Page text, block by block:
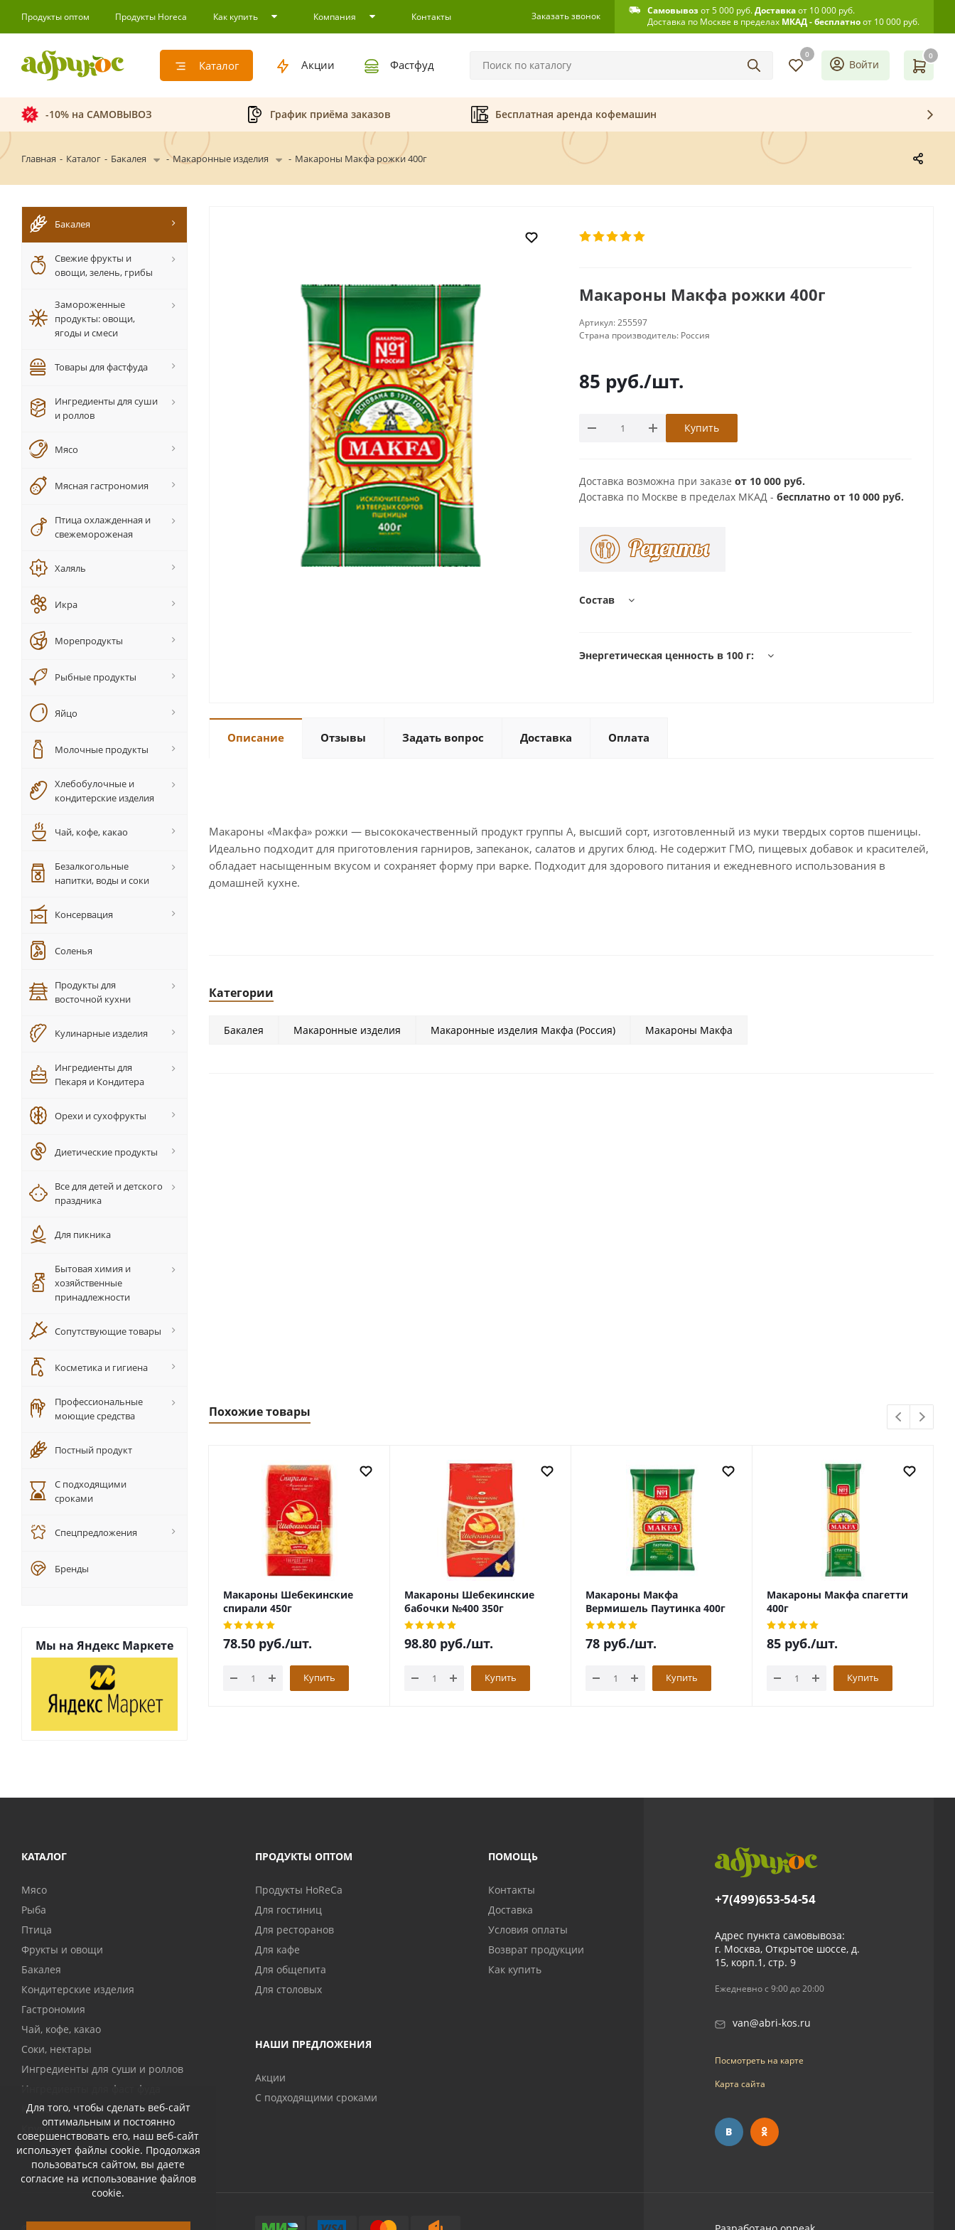
Для того, чтобы сделать веб-сайт
оптимальным и постоянно
совершенствовать его, наш веб-сайт
использует файлы cookie. Продолжая
пользоваться сайтом, вы даете
согласие на использование файлов
cookie.
Продукты оптом Продукты Horeca Как купить Компания Контакты Заказать звонок Самовывозот 5 000 руб.Доставкаот 10 000 руб.
Доставка по Москве в пределах МКАД - бесплатноот 10 000 руб.
Каталог Акции Фастфуд
0 0
Войти
-10% на САМОВЫВОЗ График приёма заказов Бесплатная аренда кофемашин
Главная - Каталог - Бакалея - Макаронные изделия - Макароны Макфа рожки 400г
Макароны Макфа рожки 400г
Артикул:255597
Страна производитель: Россия
85 руб./шт.
Купить
Доставка возможна при заказе от 10 000 руб.
Доставка по Москве в пределах МКАД - бесплатно от 10 000 руб.
Состав
Энергетическая ценность в 100 г:
Описание Отзывы Задать вопрос Доставка Оплата
Макароны «Макфа» рожки — высококачественный продукт группы А, высший сорт, изготовленный из муки твердых сортов пшеницы.
Идеально подходит для приготовления гарниров, запеканок, салатов и других блюд. Не содержит ГМО, пищевых добавок и красителей,
обладает насыщенным вкусом и сохраняет форму при варке. Подходит для здорового питания и ежедневного использования в
домашней кухне.
Категории
Бакалея Макаронные изделия Макаронные изделия Макфа (Россия) Макароны Макфа
Похожие товары
Макароны Шебекинские
спирали 450г
78.50 руб./шт.
Купить
Макароны Шебекинские
бабочки №400 350г
98.80 руб./шт.
Купить
Макароны Макфа
Вермишель Паутинка 400г
78 руб./шт.
Купить
Макароны Макфа спагетти
400г
85 руб./шт.
Купить
Бакалея
Свежие фрукты и
овощи, зелень, грибы
Замороженные
продукты: овощи,
ягоды и смеси
Товары для фастфуда
Ингредиенты для суши
и роллов
Мясо
Мясная гастрономия
Птица охлажденная и
свежемороженая
Халяль
Икра
Морепродукты
Рыбные продукты
Яйцо
Молочные продукты
Хлебобулочные и
кондитерские изделия
Чай, кофе, какао
Безалкогольные
напитки, воды и соки
Консервация
Соленья
Продукты для
восточной кухни
Кулинарные изделия
Ингредиенты для
Пекаря и Кондитера
Орехи и сухофрукты
Диетические продукты
Все для детей и детского
праздника
Для пикника
Бытовая химия и
хозяйственные
принадлежности
Сопутствующие товары
Косметика и гигиена
Профессиональные
моющие средства
Постный продукт
С подходящими
сроками
Спецпредложения
Бренды
Мы на Яндекс Маркете
КАТАЛОГ
Мясо
Рыба
Птица
Фрукты и овощи
Бакалея
Кондитерские изделия
Гастрономия
Чай, кофе, какао
Соки, нектары
Ингредиенты для суши и роллов
Ингредиенты для фаст фуда
Консервы
Крупы
ПРОДУКТЫ ОПТОМ
Продукты HoReCa
Для гостиниц
Для ресторанов
Для кафе
Для общепита
Для столовых
НАШИ ПРЕДЛОЖЕНИЯ
Акции
С подходящими сроками
ПОМОЩЬ
Контакты
Доставка
Условия оплаты
Возврат продукции
Как купить
+7(499)653-54-54
Адрес пункта самовывоза:
г. Москва, Открытое шоссе, д.
15, корп.1, стр. 9
Ежедневно с 9:00 до 20:00
van@abri-kos.ru
Посмотреть на карте
Карта сайта